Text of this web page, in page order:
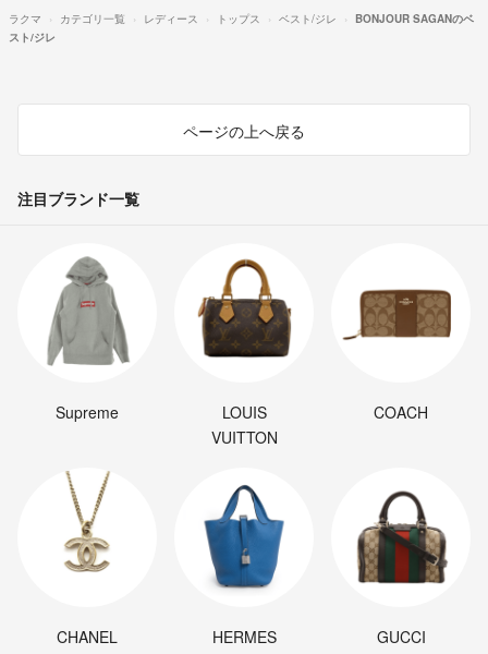
ラクマ
カテゴリ一覧 レディース トップス ベスト/ジレ
BONJOUR SAGANのベ
スト/ジレ
ページの上へ戻る
注目ブランド一覧
Supreme
LOUIS
VUITTON
COACH
CHANEL HERMES GUCCI